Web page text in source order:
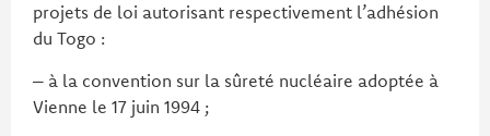
projets de loi autorisant respectivement l’adhésion
du Togo :
– à la convention sur la sûreté nucléaire adoptée à
Vienne le 17 juin 1994 ;